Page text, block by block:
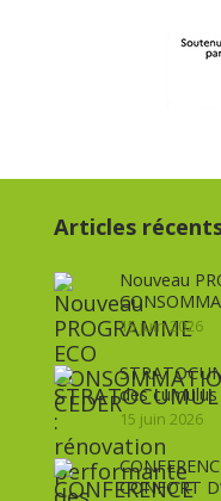
Articles
Nouveau
15 juin 2026
des
15 juin 2026
CONFORT